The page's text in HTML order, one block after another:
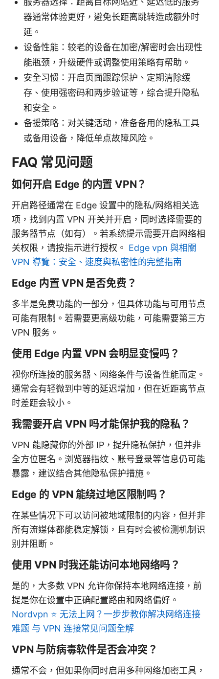
器通常体验更好，避免长距离跳转造成额外时
延。
设备性能：较老的设备在加密/解密时会出现性
能瓶颈，升级硬件或调整使用策略有帮助。
安全习惯：开启页面跟踪保护、定期清除缓
存、使用强密码和两步验证等，综合提升隐私
和安全。
备援策略：对关键活动，准备备用的隐私工具
或备用设备，降低单点故障风险。
FAQ 常见问题
如何开启 Edge 的内置 VPN？
开启路径通常在 Edge 设置中的隐私/网络相关选
项，找到内置 VPN 开关并开启，同时选择需要的
服务器节点（如有）。若系统提示需要开启网络相
关权限，请按指示进行授权。 Edge vpn 與相關
VPN 導覽：安全、速度與私密性的完整指南
Edge 内置 VPN 是否免费？
多半是免费功能的一部分，但具体功能与可用节点
可能有限制。若需要更高级功能，可能需要第三方
VPN 服务。
使用 Edge 内置 VPN 会明显变慢吗？
视你所连接的服务器、网络条件与设备性能而定。
通常会有轻微到中等的延迟增加，但在近距离节点
时差距会较小。
我需要开启 VPN 吗才能保护我的隐私？
VPN 能隐藏你的外部 IP，提升隐私保护，但并非
全方位匿名。浏览器指纹、账号登录等信息仍可能
暴露，建议结合其他隐私保护措施。
Edge 的 VPN 能绕过地区限制吗？
在某些情况下可以访问被地域限制的内容，但并非
所有流媒体都能稳定解锁，且有时会被检测机制识
别并阻断。
使用 VPN 时我还能访问本地网络吗？
是的，大多数 VPN 允许你保持本地网络连接，前
提是你在设置中正确配置路由和网络偏好。
Nordvpn ⭐ 无法上网？一步步教你解决网络连接
难题 与 VPN 连接常见问题全解
VPN 与防病毒软件是否会冲突？
通常不会，但如果你同时启用多种网络加密工具，